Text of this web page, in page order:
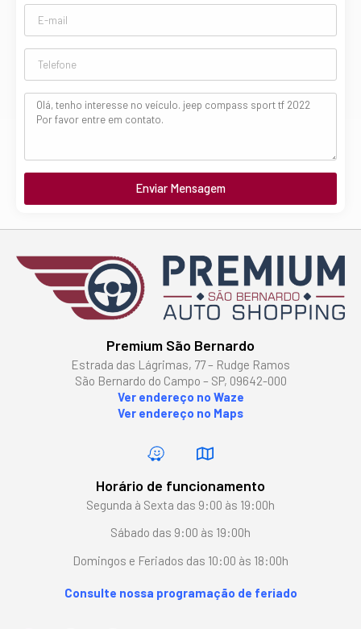
Enviar Mensagem
Premium São Bernardo
Estrada das Lágrimas, 77 – Rudge Ramos
São Bernardo do Campo – SP, 09642-000
Ver endereço no Waze
Ver endereço no Maps
Horário de funcionamento
Segunda à Sexta das 9:00 às 19:00h
Sábado das 9:00 às 19:00h
Domingos e Feriados das 10:00 às 18:00h
Consulte nossa programação de feriado